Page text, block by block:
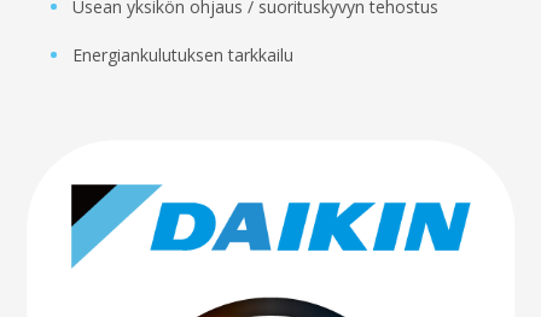
Usean yksikön ohjaus / suorituskyvyn tehostus
Energiankulutuksen tarkkailu